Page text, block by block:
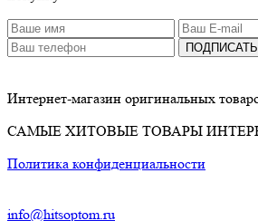
Интернет-магазин оригинальных
САМЫЕ ХИТОВЫЕ ТОВАРЫ
Политика конфиденциальности
info@hitsoptom.ru